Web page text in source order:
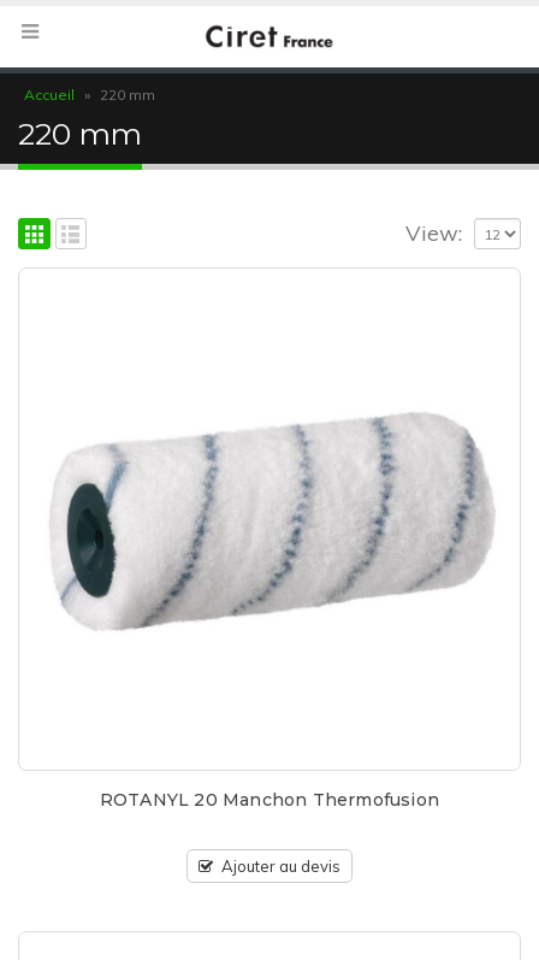
Accueil » 220 mm
220 mm
View:
ROTANYL 20 Manchon Thermofusion
Ajouter au devis